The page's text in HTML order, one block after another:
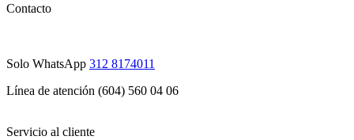
Contacto
Solo WhatsApp 312 8174011
Línea de atención (604) 560 04 06
Servicio al cliente